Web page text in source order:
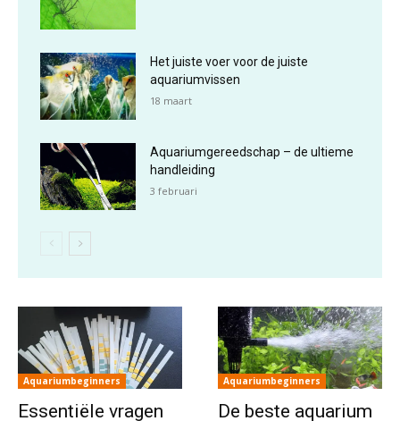
Het juiste voer voor de juiste
aquariumvissen
18 maart
Aquariumgereedschap – de ultieme
handleiding
3 februari
Aquariumbeginners
Essentiële vragen
Aquariumbeginners
De beste aquarium